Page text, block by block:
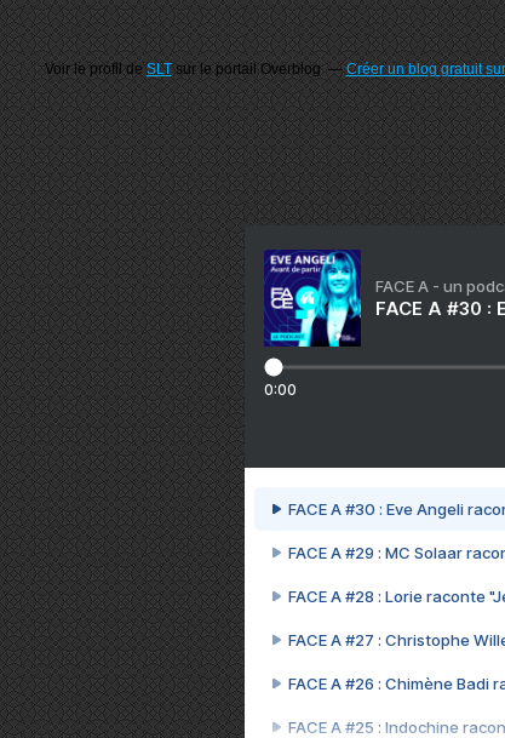
Voir le profil deSLTsur le portail Overblog Créer un blog gratuit
FACE A - un
FACE A #30 :
0:00
FACE A #30 : Eve Angeli
FACE A #29 : MC Solaar
FACE A #28 : Lorie raconte
FACE A #27 : Christophe
FACE A #26 : Chimène Badi
FACE A #25 : Indochine